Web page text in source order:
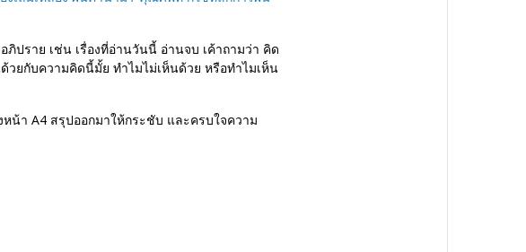
ภิปราย เช่น เรื่องที่อ่านวันนี้ อ่านจบ เค้าถามว่า คิด
วยกับความคิดนี้มั้ย ทำไมไม่เห็นด้วย หรือทำไมเห็น
หน้า A4 สรุปออกมาให้กระชับ และครบใจความ